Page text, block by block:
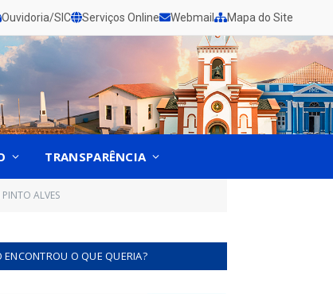
Ouvidoria/SIC Serviços Online Webmail Mapa do Site
TRANSPARÊNCIA
ALVES
ENCONTROU O QUE QUERIA?